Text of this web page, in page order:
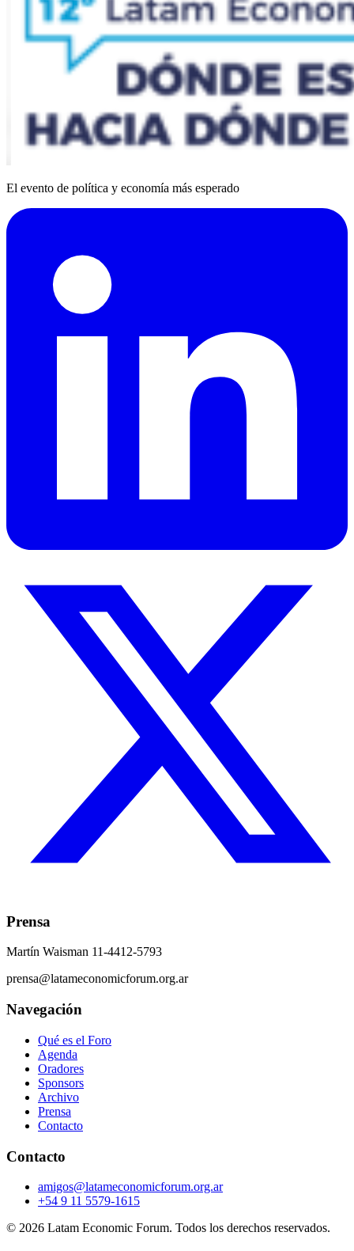
El evento de política y economía más esperado
Prensa
Martín Waisman 11-4412-5793
prensa@latameconomicforum.org.ar
Navegación
Qué es el Foro
Agenda
Oradores
Sponsors
Archivo
Prensa
Contacto
Contacto
amigos@latameconomicforum.org.ar
+54 9 11 5579-1615
© 2026 Latam Economic Forum. Todos los derechos reservados.